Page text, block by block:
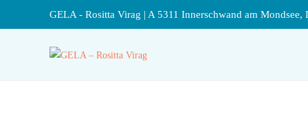
GELA - Rositta Virag | A 5311 Innerschwand am Mondsee,